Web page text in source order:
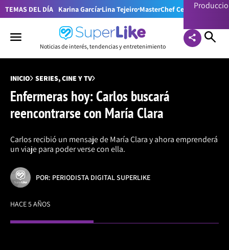
TEMAS DEL DÍA Karina García Lina Tejeiro MasterChef Celebrity
Noticias de interés, tendencias y entretenimiento
INICIO SERIES, CINE Y TV
Enfermeras hoy: Carlos buscará
reencontrarse con María Clara
Carlos recibió un mensaje de María Clara y ahora emprenderá
un viaje para poder verse con ella.
POR: PERIODISTA DIGITAL SUPERLIKE
HACE 5 AÑOS